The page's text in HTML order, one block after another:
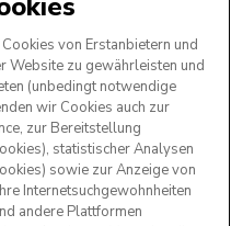
UNS
von Erstanbietern und
Website zu gewährleisten und
(unbedingt notwendige
wir Cookies auch zur
zur Bereitstellung
statistischer Analysen
sowie zur Anzeige von
Internetsuchgewohnheiten
andere Plattformen